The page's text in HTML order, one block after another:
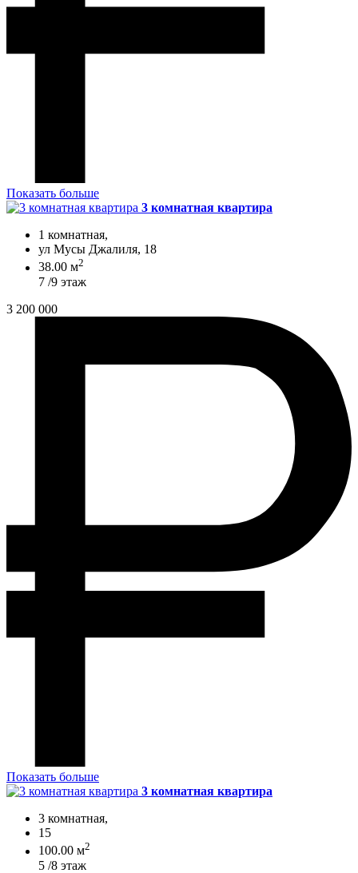
Показать больше
3 комнатная квартира
1 комнатная,
ул Мусы Джалиля, 18
38.00 м2
7 /9 этаж
3 200 000
Показать больше
3 комнатная квартира
3 комнатная,
15
100.00 м2
5 /8 этаж